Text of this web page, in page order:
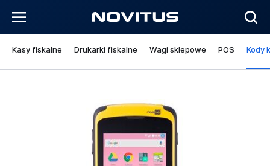
Kasy fiskalne Drukarki fiskalne Wagi sklepowe POS Kody